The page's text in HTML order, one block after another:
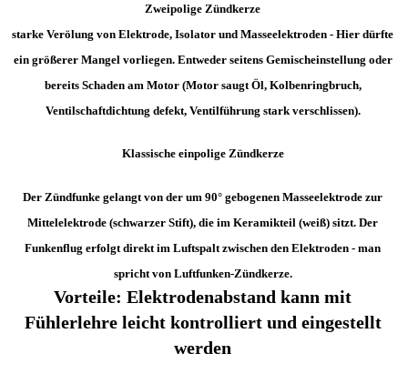
Zweipolige Zündkerze
starke Verölung von Elektrode, Isolator und Masseelektroden - Hier dürfte
ein größerer Mangel vorliegen. Entweder seitens Gemischeinstellung oder
bereits Schaden am Motor (Motor saugt Öl, Kolbenringbruch,
Ventilschaftdichtung defekt, Ventilführung stark verschlissen).
Klassische einpolige Zündkerze
Der Zündfunke gelangt von der um 90° gebogenen Masseelektrode zur
Mittelelektrode (schwarzer Stift), die im Keramikteil (weiß) sitzt. Der
Funkenflug erfolgt direkt im Luftspalt zwischen den Elektroden - man
spricht von Luftfunken-Zündkerze.
Vorteile: Elektrodenabstand kann mit
Fühlerlehre leicht kontrolliert und eingestellt
werden